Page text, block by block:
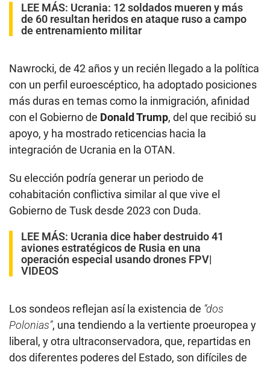
LEE MÁS: Ucrania: 12 soldados mueren y más
de 60 resultan heridos en ataque ruso a campo
de entrenamiento militar
Nawrocki, de 42 años y un recién llegado a la política
con un perfil euroescéptico, ha adoptado posiciones
más duras en temas como la inmigración, afinidad
con el Gobierno de Donald Trump, del que recibió su
apoyo, y ha mostrado reticencias hacia la
integración de Ucrania en la OTAN.
Su elección podría generar un periodo de
cohabitación conflictiva similar al que vive el
Gobierno de Tusk desde 2023 con Duda.
LEE MÁS: Ucrania dice haber destruido 41
aviones estratégicos de Rusia en una
operación especial usando drones FPV|
VIDEOS
Los sondeos reflejan así la existencia de “dos
Polonias”, una tendiendo a la vertiente proeuropea y
liberal, y otra ultraconservadora, que, repartidas en
dos diferentes poderes del Estado, son difíciles de